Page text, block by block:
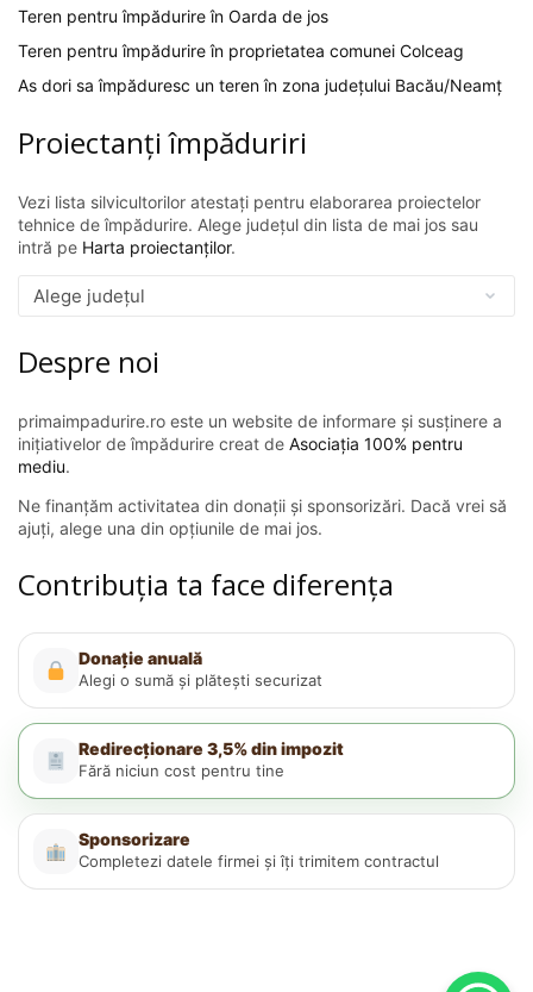
Teren pentru împădurire în Oarda de jos
Teren pentru împădurire în proprietatea comunei Colceag
As dori sa împăduresc un teren în zona județului Bacău/Neamț
Proiectanți împăduriri
Vezi lista silvicultorilor atestați pentru elaborarea proiectelor
tehnice de împădurire. Alege județul din lista de mai jos sau
intră pe Harta proiectanților.
Despre noi
primaimpadurire.ro este un website de informare și susținere a
inițiativelor de împădurire creat de Asociația 100% pentru
mediu.
Ne finanțăm activitatea din donații și sponsorizări. Dacă vrei să
ajuți, alege una din opțiunile de mai jos.
Contribuția ta face diferența
Donație anuală
Alegi o sumă și plătești securizat
Redirecționare 3,5% din impozit
Fără niciun cost pentru tine
Sponsorizare
Completezi datele firmei și îți trimitem contractul